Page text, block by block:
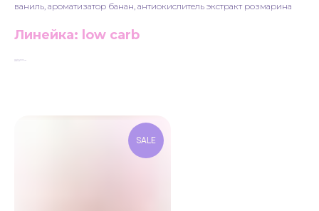
ваниль, ароматизатор банан, антиокислитель экстракт розмарина
Линейка: low carb
SALE